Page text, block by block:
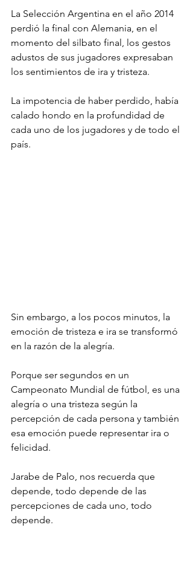
La Selección Argentina en el año 2014
perdió la final con Alemania, en el
momento del silbato final, los gestos
adustos de sus jugadores expresaban
los sentimientos de ira y tristeza.
La impotencia de haber perdido, había
calado hondo en la profundidad de
cada uno de los jugadores y de todo el
país.
Sin embargo, a los pocos minutos, la
emoción de tristeza e ira se transformó
en la razón de la alegría.
Porque ser segundos en un
Campeonato Mundial de fútbol, es una
alegría o una tristeza según la
percepción de cada persona y también
esa emoción puede representar ira o
felicidad.
Jarabe de Palo, nos recuerda que
depende, todo depende de las
percepciones de cada uno, todo
depende.